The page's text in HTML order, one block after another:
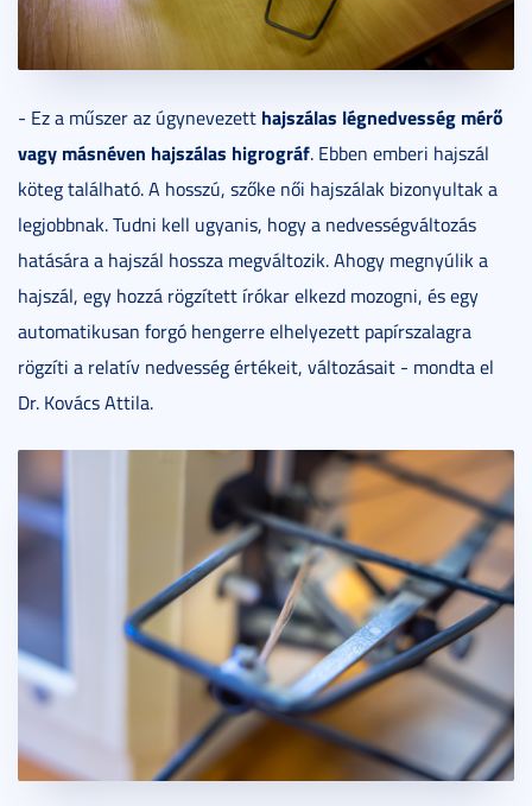
- Ez a műszer az úgynevezett hajszálas légnedvesség mérő
vagy másnéven hajszálas higrográf. Ebben emberi hajszál
köteg található. A hosszú, szőke női hajszálak bizonyultak a
legjobbnak. Tudni kell ugyanis, hogy a nedvességváltozás
hatására a hajszál hossza megváltozik. Ahogy megnyúlik a
hajszál, egy hozzá rögzített írókar elkezd mozogni, és egy
automatikusan forgó hengerre elhelyezett papírszalagra
rögzíti a relatív nedvesség értékeit, változásait - mondta el
Dr. Kovács Attila.